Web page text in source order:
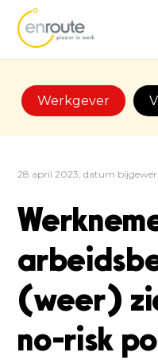
Werkgever
28 april 2023, datum
(weer)
no-risk